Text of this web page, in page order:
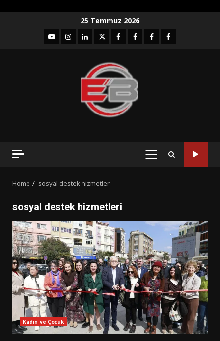
25 Temmuz 2026
YouTubeInstagram
LinkedIntwitterfacebook-Facebook-
Facebook-Facebook-
PRIMARY
Home sosyal destek hizmetleri
sosyal destek hizmetleri
Kadın ve Çocuk